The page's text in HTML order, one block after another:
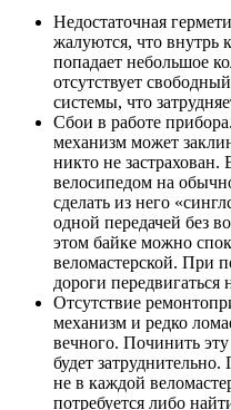
Недостаточная
жалуются, что внутрь
попадает небольшое
отсутствует
системы, что
Сбои в работе
механизм может
никто не застрахован.
велосипедом на
сделать из него
одной передачей без
этом байке можно
веломастерской. При
дороги передвигаться
Отсутствие
механизм и редко
вечного. Починить
будет
не в каждой
потребуется либо